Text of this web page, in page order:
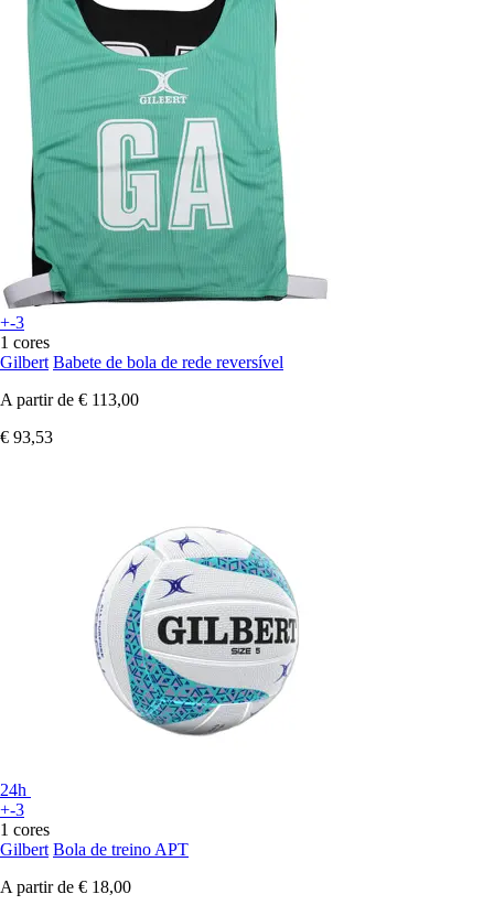
+-3
1 cores
Gilbert Babete de bola de rede reversível
A partir de € 113,00
€ 93,53
24h
+-3
1 cores
Gilbert Bola de treino APT
A partir de € 18,00